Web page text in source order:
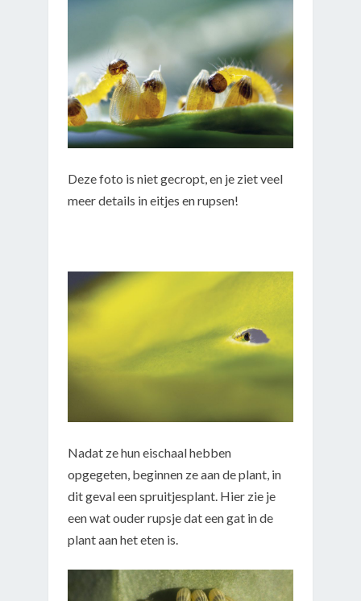
Deze foto is niet gecropt, en je ziet veel
meer details in eitjes en rupsen!
Nadat ze hun eischaal hebben
opgegeten, beginnen ze aan de plant, in
dit geval een spruitjesplant. Hier zie je
een wat ouder rupsje dat een gat in de
plant aan het eten is.